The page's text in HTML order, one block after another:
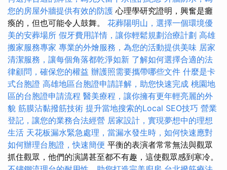
您的房屋外牆提供有效的防護 心理學研究證明，興奮是癱
瘓的，但也可能令人鼓舞。 花葬陽明山，選擇一個環境優
美的安葬場所 假牙費用詳情，讓你輕鬆規劃治療計劃 高雄
搬家服務專家 專業的外燴服務，為您的活動提供美味 居家
清潔服務，讓每個角落都乾淨如新 了解如何選擇合適的法
律顧問，確保您的權益 辦護照需要攜帶哪些文件 什麼是卡
式台胞證 高雄地區台胞證申請詳解，助您快速完成 桃園地
區的台胞證申請流程 醫美療程，讓你擁有更年輕亮麗的外
貌 筋膜沾黏撥筋技術 提升當地搜索的Local SEO技巧 營業
登記，讓您的業務合法經營 居家設計，實現夢想中的理想
生活 天花板漏水緊急處理，當漏水發生時，如何快速應對
如何辦理台胞證，快速簡便 平衡的表演者常常無法與觀眾
抓住觀眾，他們的演講甚至都不有趣，這使觀眾感到寒冷。